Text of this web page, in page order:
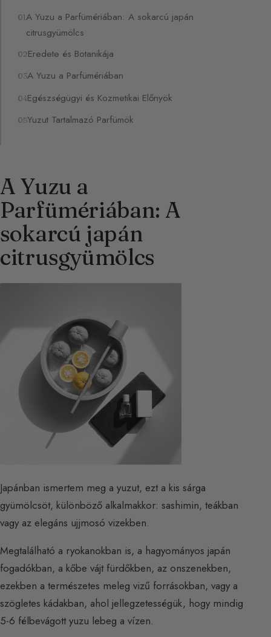
A Yuzu a Parfümériában: A sokarcú japán
citrusgyümölcs
Eredete és Botanikája
A Yuzu a Parfümériában
Egészségügyi és Kozmetikai Előnyök
Yuzut Tartalmazó Parfümök
A Yuzu a
Parfümériában: A
sokarcú japán
citrusgyümölcs
Japánban ismertem meg a yuzut, ezt a kis sárga
gyümölcsöt, különböző alkalmakkor: sashimin, teákban
vagy az elegáns ujjmosó vizekben.
Megtalálható a ryokanokban is, a hagyományos japán
fogadókban, a kőbe vájt fürdőkben, az onszenekben,
ezekben a természetes meleg vizű forrásokban, vagy a
szögletes kádakban, ahol jellegzetességük, hogy mindig
5-6 félbevágott yuzu lebeg a vízen.